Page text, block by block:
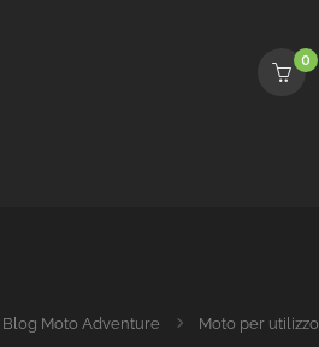
0
Blog Moto Adventure Moto per utilizzo